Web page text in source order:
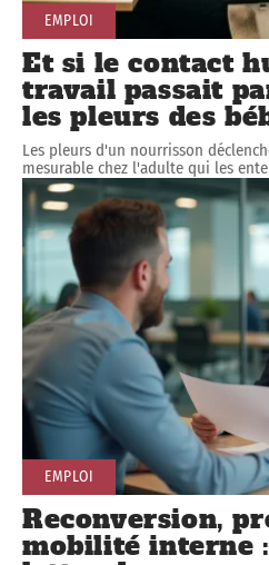
EMPLOI
Et si le contact
travail passait
les pleurs des
Les pleurs d'un nourrisson
mesurable chez l'adulte qui les
EMPLOI
Reconversion,
mobilité interne